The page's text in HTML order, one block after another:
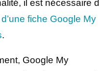
de Google My
il a été créé